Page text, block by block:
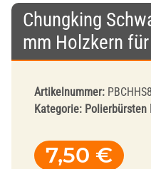
Chungking
mm Holzkern
Artikelnummer:
Kategorie: Polierbürsten
7,50 €